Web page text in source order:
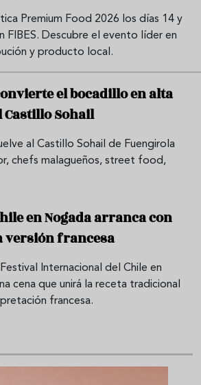
Premium Food 2026 los días 14 y
FIBES. Descubre el evento líder en
y producto local.
el bocadillo en alta
Sohail
al Castillo Sohail de Fuengirola
chefs malagueños, street food,
en Nogada arranca con
versión francesa
Internacional del Chile en
cena que unirá la receta tradicional
francesa.